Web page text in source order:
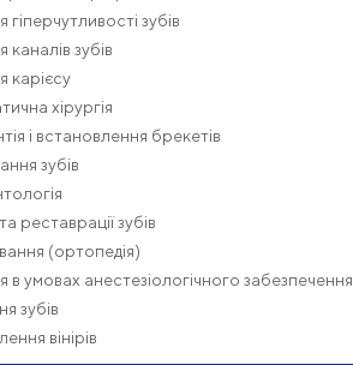
гіперчутливості зубів
каналів зубів
карієсу
хірургія
і встановлення брекетів
зубів
реставрації зубів
(ортопедія)
в умовах анестезіологічного забезпечення
зубів
вінірів